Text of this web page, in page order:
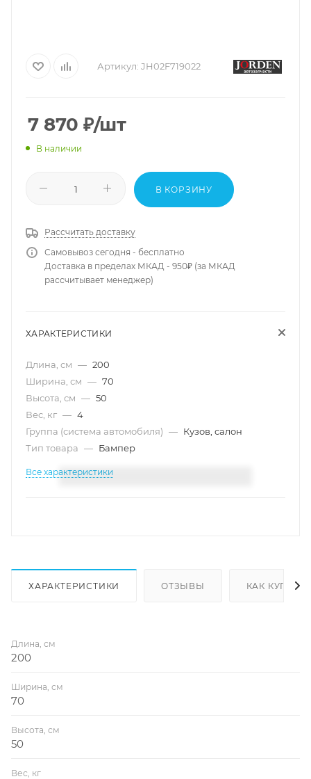
Артикул: JH02F719022
7 870 ₽/шт
В наличии
В КОРЗИНУ
Рассчитать доставку
Самовывоз сегодня - бесплатно
Доставка в пределах МКАД - 950₽ (за МКАД
рассчитывает менеджер)
ХАРАКТЕРИСТИКИ
Длина, см — 200
Ширина, см — 70
Высота, см — 50
Вес, кг — 4
Группа (система автомобиля) — Кузов, салон
Тип товара — Бампер
Все характеристики
ХАРАКТЕРИСТИКИ ОТЗЫВЫ КАК КУПИТЬ
Длина, см
200
Ширина, см
70
Высота, см
50
Вес, кг